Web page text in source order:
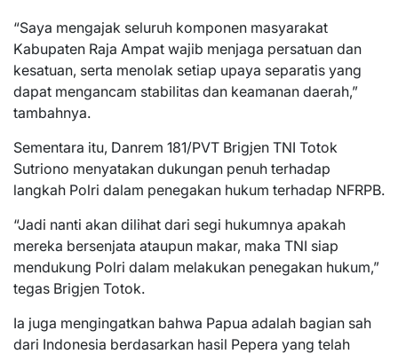
“Saya mengajak seluruh komponen masyarakat
Kabupaten Raja Ampat wajib menjaga persatuan dan
kesatuan, serta menolak setiap upaya separatis yang
dapat mengancam stabilitas dan keamanan daerah,”
tambahnya.
Sementara itu, Danrem 181/PVT Brigjen TNI Totok
Sutriono menyatakan dukungan penuh terhadap
langkah Polri dalam penegakan hukum terhadap NFRPB.
“Jadi nanti akan dilihat dari segi hukumnya apakah
mereka bersenjata ataupun makar, maka TNI siap
mendukung Polri dalam melakukan penegakan hukum,”
tegas Brigjen Totok.
Ia juga mengingatkan bahwa Papua adalah bagian sah
dari Indonesia berdasarkan hasil Pepera yang telah